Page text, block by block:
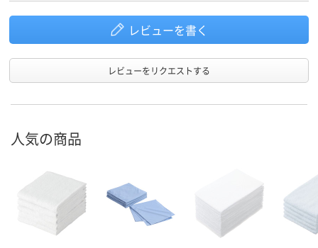
レビューを書く
レビューをリクエストする
人気の商品